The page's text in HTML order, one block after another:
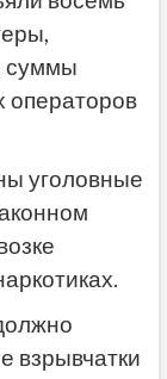
суммы
операторов
уголовные
взрывчатки